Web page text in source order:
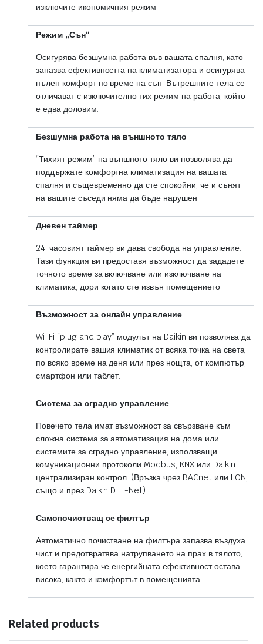
изключите икономичния режим.
Режим „Сън“
Осигурява безшумна работа във вашата спалня, като
запазва ефективността на климатизатора и осигурява
пълен комфорт по време на сън. Вътрешните тела се
отличават с изключително тих режим на работа, който
е едва доловим.
Безшумна работа на външното тяло
“Тихият режим” на външното тяло ви позволява да
поддържате комфортна климатизация на вашата
спалня и същевременно да сте спокойни, че и сънят
на вашите съседи няма да бъде нарушен.
Дневен таймер
24-часовият таймер ви дава свобода на управление.
Тази функция ви предоставя възможност да зададете
точното време за включване или изключване на
климатика, дори когато сте извън помещението.
Възможност за онлайн управление
Wi-Fi “plug and play” модулът на Daikin ви позволява да
контролирате вашия климатик от всяка точка на света,
по всяко време на деня или през нощта, от компютър,
смартфон или таблет.
Система за сградно управление
Повечето тела имат възможност за свързване към
сложна система за автоматизация на дома или
системите за сградно управление, използващи
комуникационни протоколи Modbus, KNX или Daikin
централизиран контрол. (Връзка чрез BACnet или LON,
също и през Daikin DIII-Net)
Самопочистващ се филтър
Автоматично почистване на филтъра запазва въздуха
чист и предотвратява натрупването на прах в тялото,
което гарантира че енергийната ефективност остава
висока, както и комфортът в помещенията.
Related products